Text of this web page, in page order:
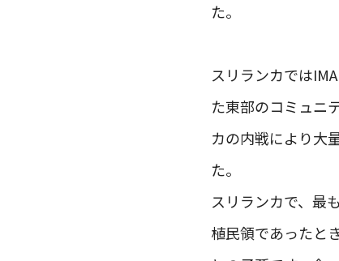
た。
スリランカでは
た東部のコミュニ
カの内戦により大
た。
スリランカで、最
植民領であったと